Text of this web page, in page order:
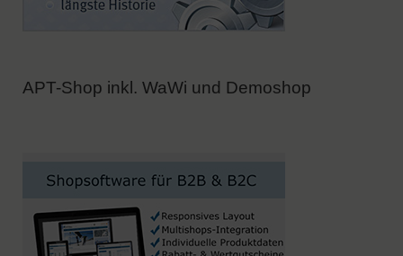
APT-Shop inkl. WaWi und Demoshop